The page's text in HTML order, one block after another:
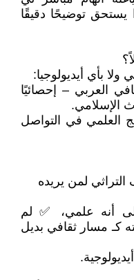
يستحق توضيحًا دقيقًا
بأي أيديولوجيا:
العربي – إحصائيًا
الإسلامي.
العلمي في التواصل
لمن يريده
أنه علمي، ✅ لم
كـ مسار ثقافي بديل